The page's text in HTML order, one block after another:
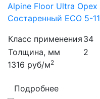
Alpine Floor Ultra Орех
Состаренный ECO 5-11
Класс применения 34
Толщина, мм
2
1316 руб/м2
Подробнее